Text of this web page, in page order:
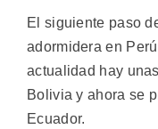
El siguiente paso
adormidera en
actualidad hay
Bolivia y ahora se
Ecuador.